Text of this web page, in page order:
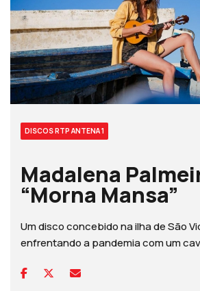
DISCOS RTP ANTENA 1
Madalena
“Morna Mansa”
Um disco concebido na ilha de São
enfrentando a pandemia com um